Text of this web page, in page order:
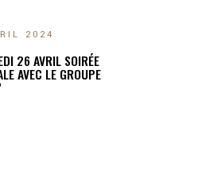
2024
26 AVRIL SOIRÉE
AVEC LE GROUPE